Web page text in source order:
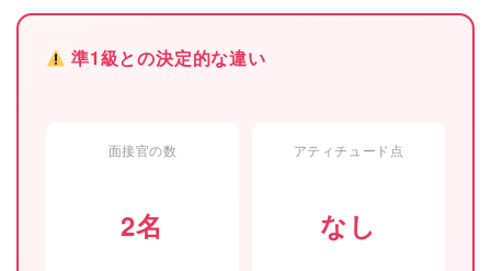
準1級との決定的な違い
面接官の数
2名
アティチュード点
なし